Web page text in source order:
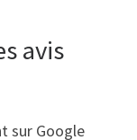
avis
sur Google